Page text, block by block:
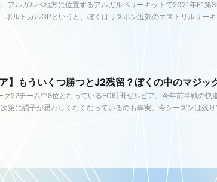
アルガルベ地方に位置するアルガルベサーキットで2021年F1第
ルトガルGPというと、ぼくはリスボン近郊のエストリルサーキ
】もういくつ勝つとJ2残留？ぼくの中のマジッ
22チーム中8位となっているFC町田ゼルビア。今年前半戦の快
第に調子が思わしくなくなっているのも事実。今シーズンは残